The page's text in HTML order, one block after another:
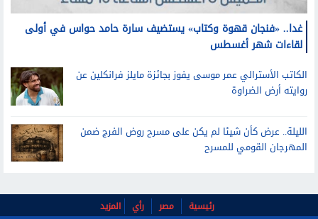
الكاتب الأسترالي عمر موسى يفوز بجائزة مايلز فرانكلين عن
روايته أرض الضراوة
الليلة.. عرض كأن شيئا لم يكن على مسرح روض الفرج ضمن
المهرجان القومي للمسرح
رئيسية
اتصل بنا عن الموقع شروط الإستخدام